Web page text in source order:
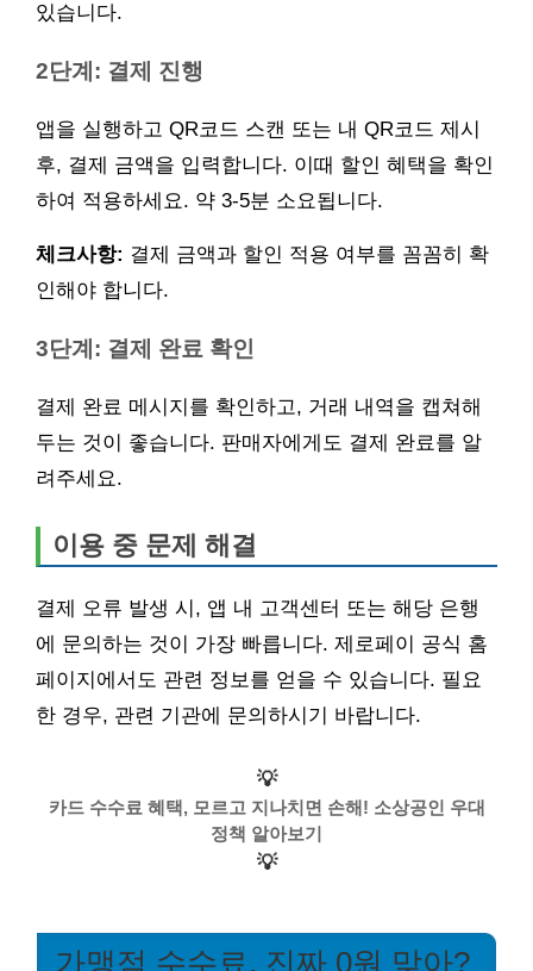
있습니다.
2단계: 결제 진행
앱을 실행하고 QR코드 스캔 또는 내 QR코드 제시
후, 결제 금액을 입력합니다. 이때 할인 혜택을 확인
하여 적용하세요. 약 3-5분 소요됩니다.
체크사항: 결제 금액과 할인 적용 여부를 꼼꼼히 확
인해야 합니다.
3단계: 결제 완료 확인
결제 완료 메시지를 확인하고, 거래 내역을 캡쳐해
두는 것이 좋습니다. 판매자에게도 결제 완료를 알
려주세요.
이용 중 문제 해결
결제 오류 발생 시, 앱 내 고객센터 또는 해당 은행
에 문의하는 것이 가장 빠릅니다. 제로페이 공식 홈
페이지에서도 관련 정보를 얻을 수 있습니다. 필요
한 경우, 관련 기관에 문의하시기 바랍니다.
💡
카드 수수료 혜택, 모르고 지나치면 손해! 소상공인 우대
정책 알아보기
💡
가맹점 수수료, 진짜 0원 맞아?